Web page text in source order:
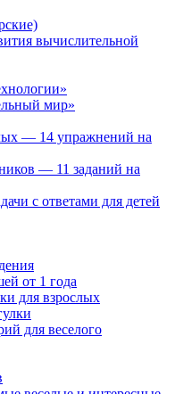
вычислительной
мир»
— 14 упражнений на
— 11 заданий на
с ответами для детей
от 1 года
для взрослых
для веселого